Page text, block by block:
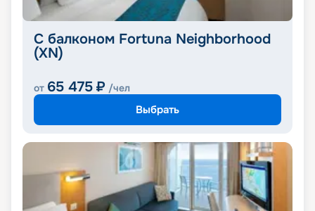
С балконом Fortuna Neighborhood
(XN)
от 65 475 ₽ /чел
Выбрать